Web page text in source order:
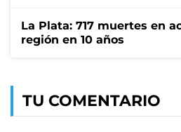
La Plata: 717 muertes en
región en 10 años
TU COMENTARIO